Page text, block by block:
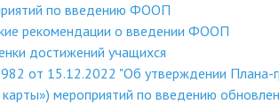
по введению ФООП
рекомендации о введении ФООП
достижений учащихся
от 15.12.2022 "Об утверждении Плана-
мероприятий по введению